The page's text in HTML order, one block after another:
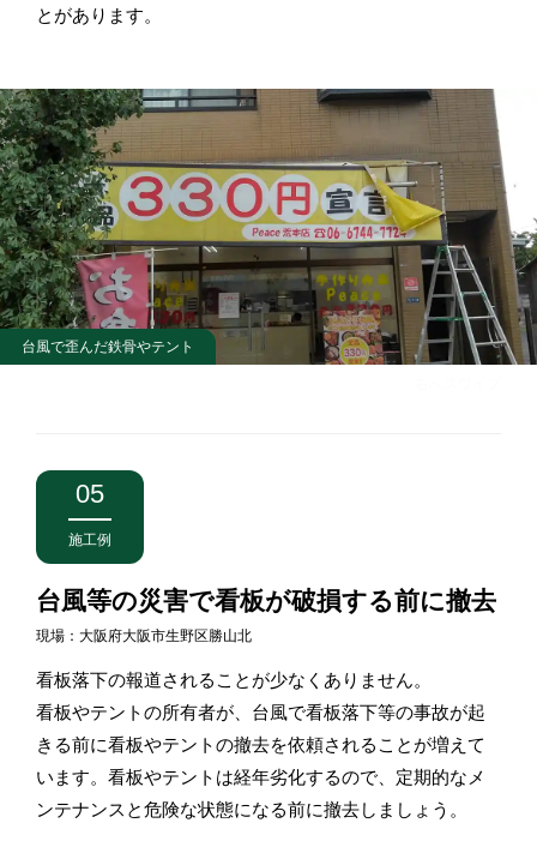
とがあります。
台風で歪んだ鉄骨やテント
05
施工例
台風等の災害で看板が破損する前に撤去
現場：大阪府大阪市生野区勝山北
看板落下の報道されることが少なくありません。
看板やテントの所有者が、台風で看板落下等の事故が起
きる前に看板やテントの撤去を依頼されることが増えて
います。看板やテントは経年劣化するので、定期的なメ
ンテナンスと危険な状態になる前に撤去しましょう。